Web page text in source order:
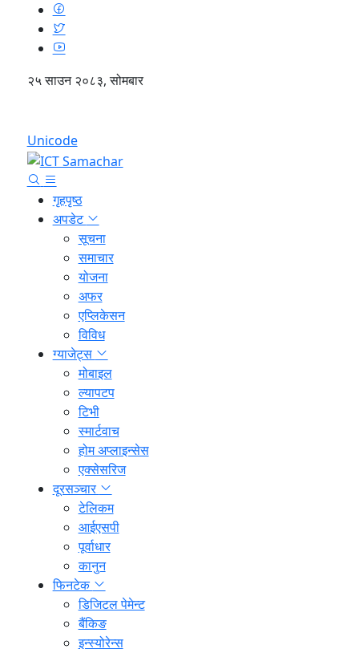
२५ साउन २०८३, सोमबार
Unicode
गृहपृष्ठ
अपडेट
सूचना
समाचार
योजना
अफर
एप्लिकेसन
विविध
ग्याजेट्स
मोबाइल
ल्यापटप
टिभी
स्मार्टवाच
होम अप्लाइन्सेस
एक्सेसरिज
दूरसञ्चार
टेलिकम
आईएसपी
पूर्वाधार
कानुन
फिनटेक
डिजिटल पेमेन्ट
बैंकिङ
इन्स्योरेन्स